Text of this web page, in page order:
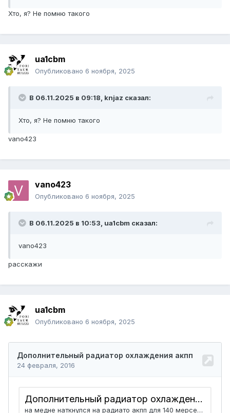
Хто, я? Не помню такого
ua1cbm
Опубликовано 6 ноября, 2025
В 06.11.2025 в 09:18, knjaz сказал:
Хто, я? Не помню такого
vano423
vano423
Опубликовано 6 ноября, 2025
В 06.11.2025 в 10:53, ua1cbm сказал:
vano423
расскажи
ua1cbm
Опубликовано 6 ноября, 2025